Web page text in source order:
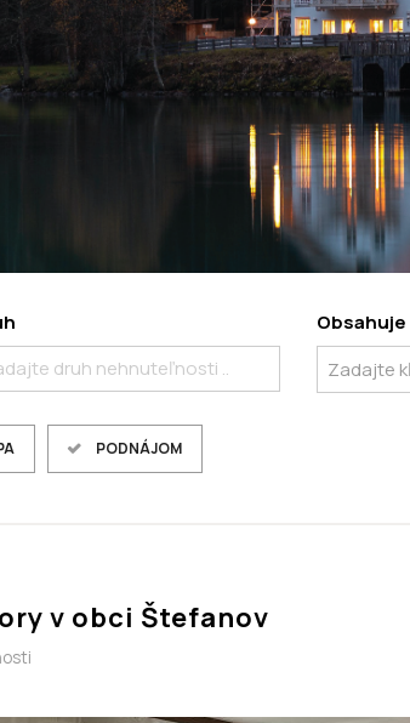
druh nehnuteľnosti ..
Obsahuje
PODNÁJOM
v obci Štefanov